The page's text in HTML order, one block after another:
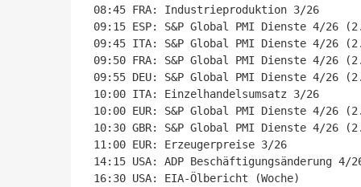
08:45 FRA: Industrieproduktion 3/26
09:15 ESP: S&P Global PMI Dienste 4/26
09:45 ITA: S&P Global PMI Dienste 4/26
09:50 FRA: S&P Global PMI Dienste 4/26
09:55 DEU: S&P Global PMI Dienste 4/26
10:00 ITA: Einzelhandelsumsatz 3/26
10:00 EUR: S&P Global PMI Dienste 4/26
10:30 GBR: S&P Global PMI Dienste 4/26
11:00 EUR: Erzeugerpreise 3/26
14:15 USA: ADP Beschäftigungsänderung 4/
16:30 USA: EIA-Ölbericht (Woche)